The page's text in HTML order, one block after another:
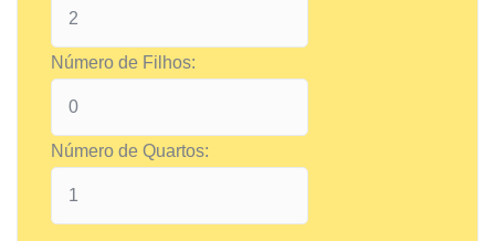
Número de Filhos:
Número de Quartos: